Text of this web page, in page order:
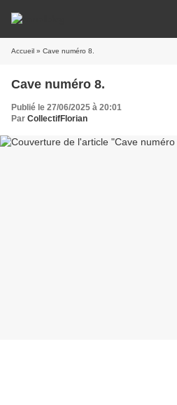
Accueil » Cave numéro 8.
Cave numéro 8.
Publié le 27/06/2025 à 20:01
Par CollectifFlorian